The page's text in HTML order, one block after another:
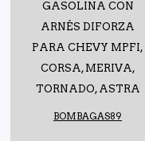
GASOLINA CON
ARNÉS DIFORZA
PARA CHEVY MPFI,
CORSA, MERIVA,
TORNADO, ASTRA
BOMBAGAS89